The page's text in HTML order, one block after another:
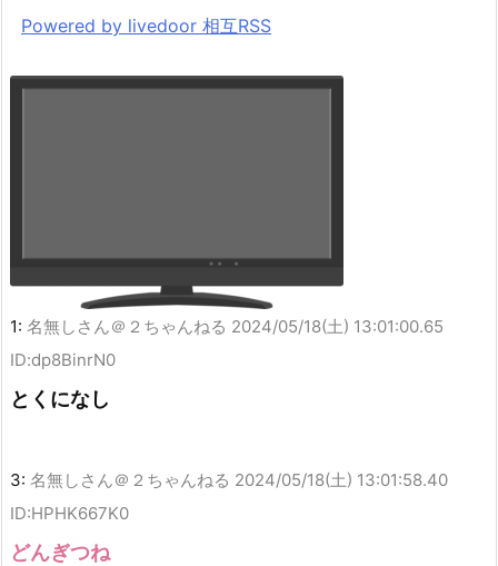
Powered by livedoor 相互RSS
1: 名無しさん＠２ちゃんねる 2024/05/18(土) 13:01:00.65
ID:dp8BinrN0
とくになし
3: 名無しさん＠２ちゃんねる 2024/05/18(土) 13:01:58.40
ID:HPHK667K0
どんぎつね